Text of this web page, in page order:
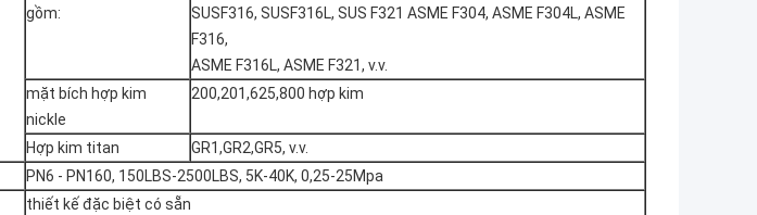
gồm:
SUSF316, SUSF316L, SUS F321 ASME F304, ASME F304L, ASME
F316,
ASME F316L, ASME F321, v.v.
mặt bích hợp kim
nickle
200,201,625,800 hợp kim
Hợp kim titan
GR1,GR2,GR5, v.v.
PN6 - PN160, 150LBS-2500LBS, 5K-40K, 0,25-25Mpa
thiết kế đặc biệt có sẵn